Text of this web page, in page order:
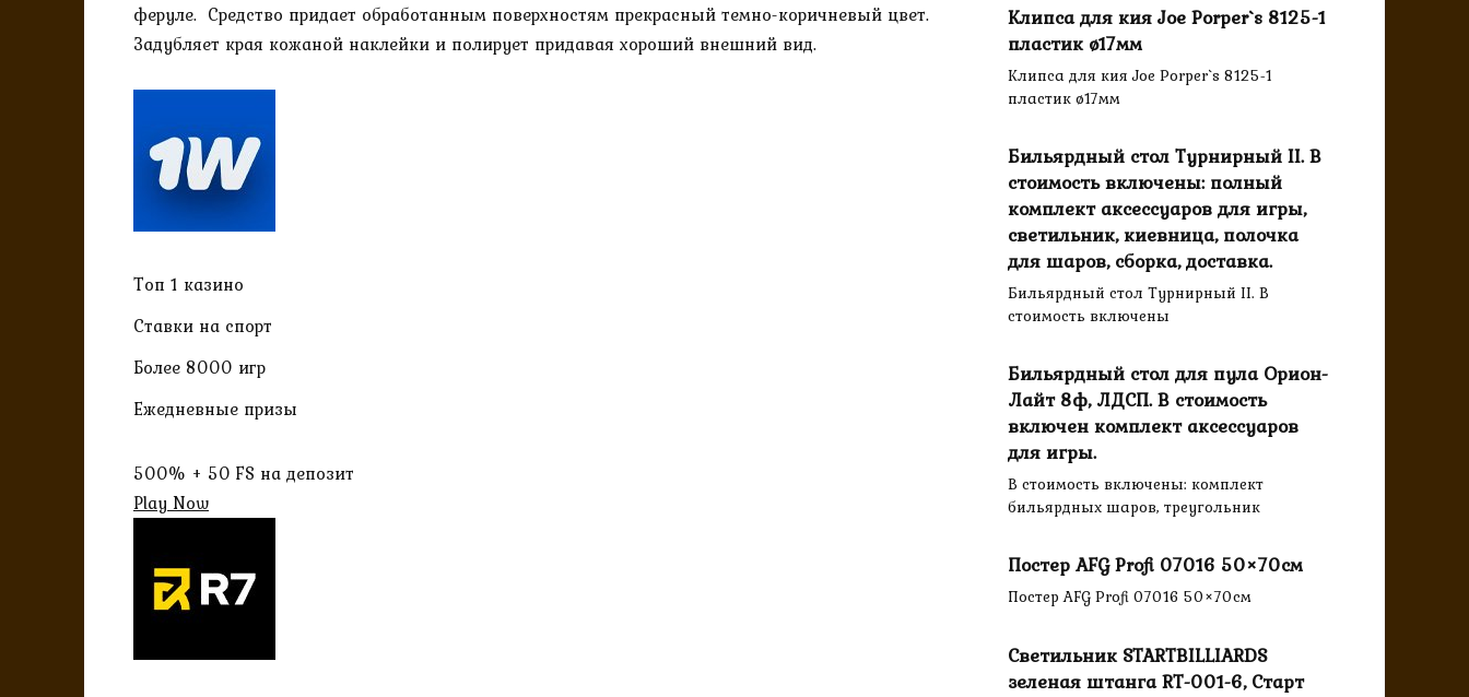
феруле. Средство придает обработанным поверхностям прекрасный темно-коричневый цвет.
Задубляет края кожаной наклейки и полирует придавая хороший внешний вид.
Топ 1 казино
Ставки на спорт
Более 8000 игр
Ежедневные призы
500% + 50 FS на депозит
Play Now
Клипса для кия Joe Porper`s 8125-1
пластик ø17мм
Клипса для кия Joe Porper`s 8125-1
пластик ø17мм
Бильярдный стол Турнирный II. В
стоимость включены: полный
комплект аксессуаров для игры,
светильник, киевница, полочка
для шаров, сборка, доставка.
Бильярдный стол Турнирный II. В
стоимость включены
Бильярдный стол для пула Орион-
Лайт 8ф, ЛДСП. В стоимость
включен комплект аксессуаров
для игры.
В стоимость включены: комплект
бильярдных шаров, треугольник
Постер AFG Profi 07016 50×70см
Постер AFG Profi 07016 50×70см
Светильник STARTBILLIARDS
зеленая штанга RT-001-6, Старт